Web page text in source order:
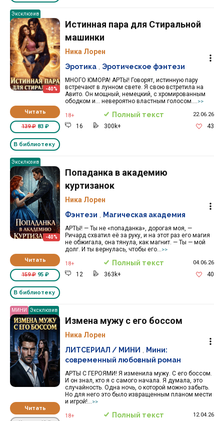
Эксклюзив
-40%
Читать
139 ₽83 ₽
В библиотеку
Истинная пара для Стиральной
машинки
Ника Лорен
МНОГО ЮМОРА! АРТЫ! Говорят, истинную пару
встречают в лунном свете. Я свою встретила на
Авито. Он мощный, немецкий, с хромированным
ободком и... невероятно властным голосом....
>>
Эротика Эротическое фэнтези
18+ Полный текст 22.06.26
16 300k+ 43
Эксклюзив
-40%
Читать
159 ₽95 ₽
В библиотеку
Попаданка в академию
куртизанок
Ника Лорен
АРТЫ! — Ты не «попаданка», дорогая моя, —
Ричард схватил её за руку, и на этот раз его магия
не обжигала, она тянула, как магнит. — Ты — мой
долг. И ты вернулась, чтобы его...
>>
Фэнтези Магическая академия
18+ Полный текст 04.06.26
12 363k+ 40
МИНИ Эксклюзив
Читать
Измена мужу с его боссом
Ника Лорен
АРТЫ С ГЕРОЯМИ! Я изменила мужу. С его боссом.
И он знал, кто я с самого начала. Я думала, это
случайность. Одна ночь, о которой можно забыть.
Но для него это было извращенным планом мести
и игрой!...
>>
ЛИТСЕРИАЛ / МИНИ
Мини:
современный любовный роман
18+ Полный текст 12.04.26